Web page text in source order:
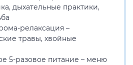
дыхательные практики,
релаксация –
травы, хвойные
5-разовое питание – меню